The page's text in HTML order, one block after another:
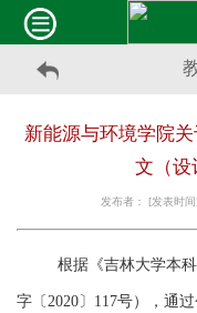
新能源与环境学院
文（设
发布者： [发表时间
根据《吉林大学本
字〔 2020〕117号），通